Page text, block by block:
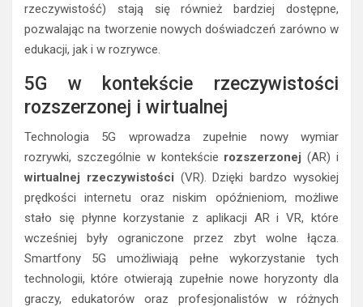
rzeczywistość) stają się również bardziej dostępne,
pozwalając na tworzenie nowych doświadczeń zarówno w
edukacji, jak i w rozrywce.
5G w kontekście rzeczywistości
rozszerzonej i wirtualnej
Technologia 5G wprowadza zupełnie nowy wymiar
rozrywki, szczególnie w kontekście rozszerzonej (AR) i
wirtualnej rzeczywistości (VR). Dzięki bardzo wysokiej
prędkości internetu oraz niskim opóźnieniom, możliwe
stało się płynne korzystanie z aplikacji AR i VR, które
wcześniej były ograniczone przez zbyt wolne łącza.
Smartfony 5G umożliwiają pełne wykorzystanie tych
technologii, które otwierają zupełnie nowe horyzonty dla
graczy, edukatorów oraz profesjonalistów w różnych